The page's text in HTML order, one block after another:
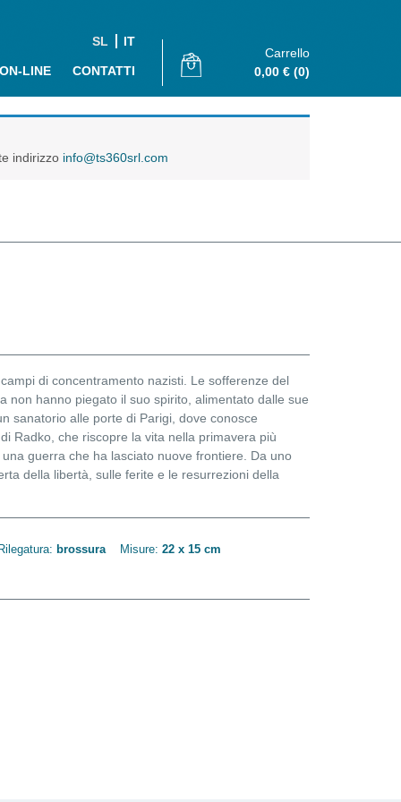
SL IT
LINE CONTATTI
Carrello
0,00 € (0)
indirizzo info@ts360srl.com
di concentramento nazisti. Le sofferenze del
non hanno piegato il suo spirito, alimentato dalle sue
sanatorio alle porte di Parigi, dove conosce
Radko, che riscopre la vita nella primavera più
guerra che ha lasciato nuove frontiere. Da uno
della libertà, sulle ferite e le resurrezioni della
brossura Misure: 22 x 15 cm